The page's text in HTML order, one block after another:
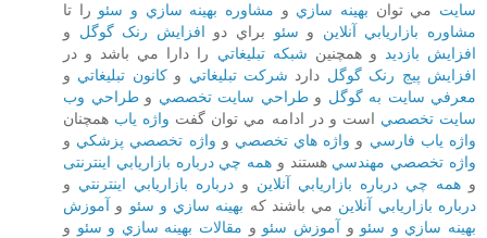
سايت مي توان بهينه سازي و مشاوره بهينه سازي و سئو را تا
مشاوره بازاريابي آنلاين و سئو براي دو افزايش رنک گوگل و
افزايش بازديد و همچنين شبکه تبليغاتي را دارا مي باشد و در
افزايش پيج رنک گوگل دارد شرکت تبليغاتي وکانون تبليغاتي و
معرفي سايت به گوگل وطراحي سايت تخصصي وطراحي وب
سايت تخصصي است و در ادامه مي توان گفت واژه ياب همچنان
واژه ياب فارسي و واژه هاي تخصصي و واژه تخصصي پزشکي و
واژه تخصصي مهندسي هستند و همه چي درباره بازاريابي اینترنتی
و همه چي درباره بازاريابي آنلاين و درباره بازاريابي اينترنتي و
درباره بازاريابي آنلاين مي باشند که بهينه سازي و سئو و آموزش
بهينه سازي و سئو و آموزش سئو و مقالات بهينه سازي و سئو و